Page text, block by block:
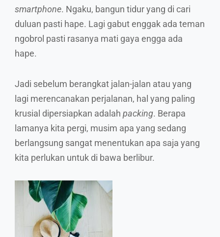
smartphone. Ngaku, bangun tidur yang di cari
duluan pasti hape. Lagi gabut enggak ada teman
ngobrol pasti rasanya mati gaya engga ada
hape.
Jadi sebelum berangkat jalan-jalan atau yang
lagi merencanakan perjalanan, hal yang paling
krusial dipersiapkan adalah packing. Berapa
lamanya kita pergi, musim apa yang sedang
berlangsung sangat menentukan apa saja yang
kita perlukan untuk di bawa berlibur.